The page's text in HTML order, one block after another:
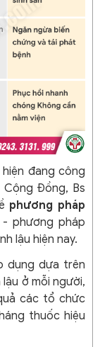
đang công
Đồng, Bs
phương pháp
- phương pháp
lậu hiện nay.
dụng dựa trên
ở mỗi người,
các tổ chức
thuốc hiệu